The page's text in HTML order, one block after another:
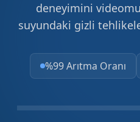
deneyimini
suyundaki gizli
%99 Arıtma Oranı